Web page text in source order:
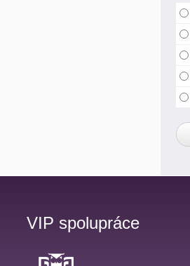
VIP spolupráce